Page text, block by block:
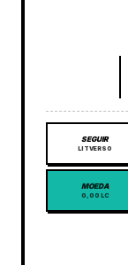
SEGUIR
LITVERSO
MOEDA
0,00 LC